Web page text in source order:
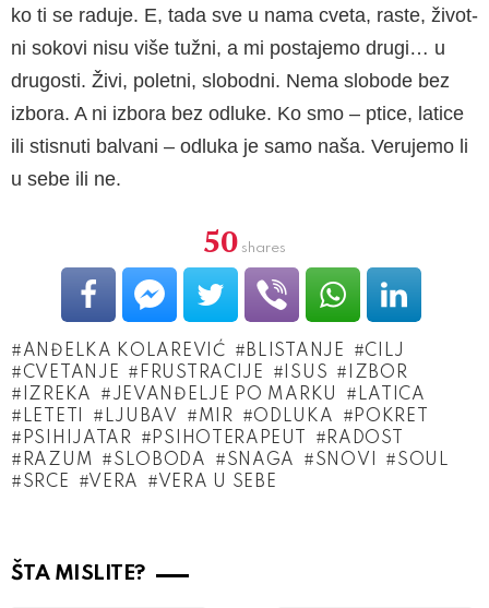
ko ti se raduje. E, tada sve u nama cveta, raste, život­
ni sokovi nisu više tužni, a mi postajemo drugi… u
drugosti. Živi, poletni, slobodni. Nema slobode bez
izbora. A ni izbo­ra bez odluke. Ko smo – ptice, latice
ili stisnuti balvani – odlu­ka je samo naša. Verujemo li
u sebe ili ne.
50 shares
ANĐELKA KOLAREVIĆ BLISTANJE
CILJ
CVETANJE
FRUSTRACIJE ISUS
IZBOR
IZREKA
JEVANĐELJE PO MARKU
LATICA
LETETI
LJUBAV MIR ODLUKA
POKRET
PSIHIJATAR
PSIHOTERAPEUT
RADOST
RAZUM
SLOBODA SNAGA SNOVI
SOUL
SRCE
VERA VERA U SEBE
ŠTA MISLITE?